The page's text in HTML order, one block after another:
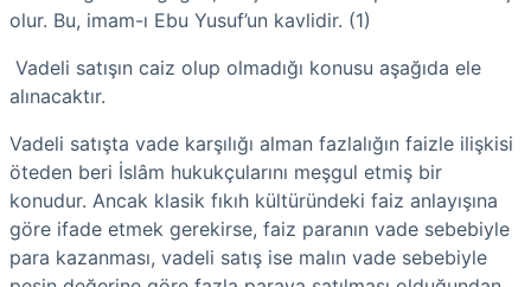
olur. Bu, imam-ı Ebu Yusuf’un kavlidir. (1)
Vadeli satışın caiz olup olmadığı konusu aşağıda ele
alınacaktır.
Vadeli satışta vade karşılığı alman fazlalığın faizle ilişkisi
öteden beri İslâm hukukçularını meşgul etmiş bir
konudur. Ancak klasik fıkıh kültüründeki faiz anlayışına
göre ifade etmek gerekirse, faiz paranın vade sebebiyle
para kazanması, vadeli satış ise malın vade sebebiyle